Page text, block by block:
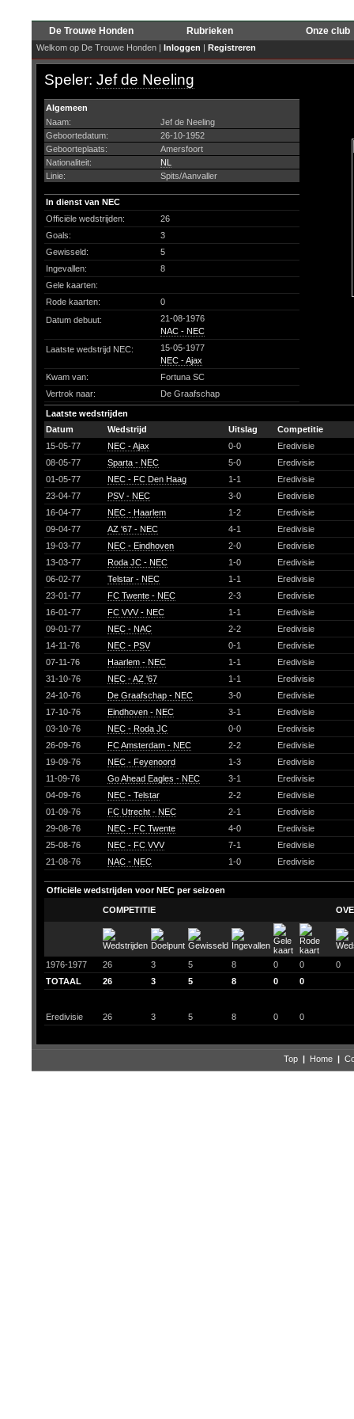
De Trouwe Honden Rubrieken Onze club
Welkom op De Trouwe Honden | Inloggen | Registreren
Speler: Jef de Neeling
Algemeen
Naam:
Jef de Neeling
Geboortedatum:
26-10-1952
Geboorteplaats:
Amersfoort
Nationaliteit:
NL
Linie:
Spits/Aanvaller
In dienst van NEC
Officiële wedstrijden:
26
Goals:
3
Gewisseld:
5
Ingevallen:
8
Gele kaarten:
Rode kaarten:
0
Datum debuut:
21-08-1976
NAC - NEC
Laatste wedstrijd NEC:
15-05-1977
NEC - Ajax
Kwam van:
Fortuna SC
Vertrok naar:
De Graafschap
Laatste wedstrijden
Datum
Wedstrijd Uitslag
Competitie
15-05-77
NEC - Ajax 0-0
Eredivisie
08-05-77
Sparta - NEC 5-0
Eredivisie
01-05-77
NEC - FC Den Haag 1-1
Eredivisie
23-04-77
PSV - NEC 3-0
Eredivisie
16-04-77
NEC - Haarlem 1-2
Eredivisie
09-04-77
AZ '67 - NEC 4-1
Eredivisie
19-03-77
NEC - Eindhoven 2-0
Eredivisie
13-03-77
Roda JC - NEC 1-0
Eredivisie
06-02-77
Telstar - NEC 1-1
Eredivisie
23-01-77
FC Twente - NEC 2-3
Eredivisie
16-01-77
FC VVV - NEC 1-1
Eredivisie
09-01-77
NEC - NAC 2-2
Eredivisie
14-11-76
NEC - PSV 0-1
Eredivisie
07-11-76
Haarlem - NEC 1-1
Eredivisie
31-10-76
NEC - AZ '67 1-1
Eredivisie
24-10-76
De Graafschap - NEC 3-0
Eredivisie
17-10-76
Eindhoven - NEC 3-1
Eredivisie
03-10-76
NEC - Roda JC 0-0
Eredivisie
26-09-76
FC Amsterdam - NEC 2-2
Eredivisie
19-09-76
NEC - Feyenoord 1-3
Eredivisie
11-09-76
Go Ahead Eagles - NEC 3-1
Eredivisie
04-09-76
NEC - Telstar 2-2
Eredivisie
01-09-76
FC Utrecht - NEC 2-1
Eredivisie
29-08-76
NEC - FC Twente 4-0
Eredivisie
25-08-76
NEC - FC VVV 7-1
Eredivisie
21-08-76
NAC - NEC 1-0 Eredivisie
Officiële wedstrijden voor NEC per seizoen
COMPETITIE
1976-1977 26 3 5 8 0 0
0
TOTAAL
26 3 5 8 0 0
Eredivisie 26 3 5 8 0 0
Top | Home |